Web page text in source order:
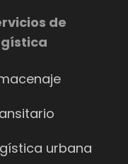
de
urbana